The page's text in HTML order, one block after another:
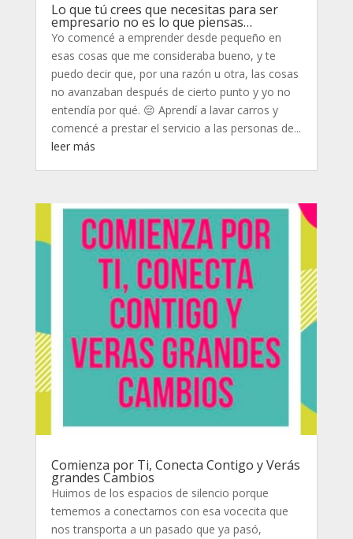
Lo que tú crees que necesitas para ser
empresario no es lo que piensas…
Yo comencé a emprender desde pequeño en
esas cosas que me consideraba bueno, y te
puedo decir que, por una razón u otra, las cosas
no avanzaban después de cierto punto y yo no
entendía por qué. 😔 Aprendí a lavar carros y
comencé a prestar el servicio a las personas de...
leer más
Comienza por Ti, Conecta Contigo y Verás
grandes Cambios
Huimos de los espacios de silencio porque
tememos a conectarnos con esa vocecita que
nos transporta a un pasado que ya pasó,